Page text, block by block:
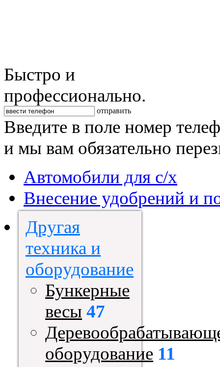
Быстро и
профессионально.
отправить
Введите в поле номер
и мы вам обязательно
Автомобили для с/х
Внесение удобрений и
Другая
техника и
оборудование
Бункерные
весы 47
оборудование 11